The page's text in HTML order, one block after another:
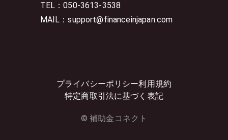
TEL：050-3613-3538
MAIL：support@financeinjapan.com
プライバシーポリシー利用規約
特定商取引法に基づく表記
© 補助金コネクト